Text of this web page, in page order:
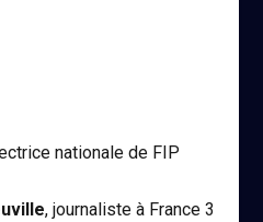
nationale de FIP
, journaliste à France 3